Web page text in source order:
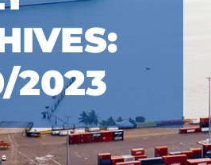
2023